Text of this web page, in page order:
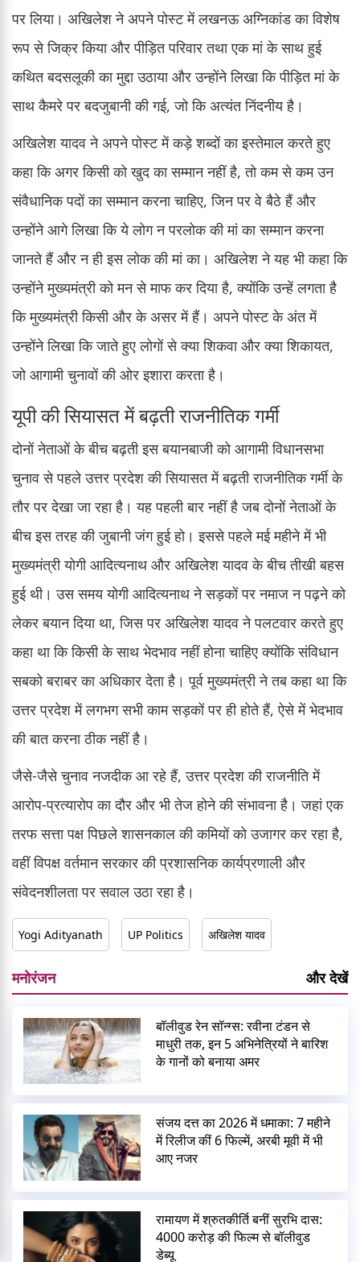
पर लिया। अखिलेश ने अपने पोस्ट में लखनऊ अग्निकांड का विशेष
रूप से जिक्र किया और पीड़ित परिवार तथा एक मां के साथ हुई
कथित बदसलूकी का मुद्दा उठाया और उन्होंने लिखा कि पीड़ित मां के
साथ कैमरे पर बदजुबानी की गई, जो कि अत्यंत निंदनीय है।
अखिलेश यादव ने अपने पोस्ट में कड़े शब्दों का इस्तेमाल करते हुए
कहा कि अगर किसी को खुद का सम्मान नहीं है, तो कम से कम उन
संवैधानिक पदों का सम्मान करना चाहिए, जिन पर वे बैठे हैं और
उन्होंने आगे लिखा कि ये लोग न परलोक की मां का सम्मान करना
जानते हैं और न ही इस लोक की मां का। अखिलेश ने यह भी कहा कि
उन्होंने मुख्यमंत्री को मन से माफ कर दिया है, क्योंकि उन्हें लगता है
कि मुख्यमंत्री किसी और के असर में हैं। अपने पोस्ट के अंत में
उन्होंने लिखा कि जाते हुए लोगों से क्या शिकवा और क्या शिकायत,
जो आगामी चुनावों की ओर इशारा करता है।
यूपी की सियासत में बढ़ती राजनीतिक गर्मी
दोनों नेताओं के बीच बढ़ती इस बयानबाजी को आगामी विधानसभा
चुनाव से पहले उत्तर प्रदेश की सियासत में बढ़ती राजनीतिक गर्मी के
तौर पर देखा जा रहा है। यह पहली बार नहीं है जब दोनों नेताओं के
बीच इस तरह की जुबानी जंग हुई हो। इससे पहले मई महीने में भी
मुख्यमंत्री योगी आदित्यनाथ और अखिलेश यादव के बीच तीखी बहस
हुई थी। उस समय योगी आदित्यनाथ ने सड़कों पर नमाज न पढ़ने को
लेकर बयान दिया था, जिस पर अखिलेश यादव ने पलटवार करते हुए
कहा था कि किसी के साथ भेदभाव नहीं होना चाहिए क्योंकि संविधान
सबको बराबर का अधिकार देता है। पूर्व मुख्यमंत्री ने तब कहा था कि
उत्तर प्रदेश में लगभग सभी काम सड़कों पर ही होते हैं, ऐसे में भेदभाव
की बात करना ठीक नहीं है।
जैसे-जैसे चुनाव नजदीक आ रहे हैं, उत्तर प्रदेश की राजनीति में
आरोप-प्रत्यारोप का दौर और भी तेज होने की संभावना है। जहां एक
तरफ सत्ता पक्ष पिछले शासनकाल की कमियों को उजागर कर रहा है,
वहीं विपक्ष वर्तमान सरकार की प्रशासनिक कार्यप्रणाली और
संवेदनशीलता पर सवाल उठा रहा है।
Yogi Adityanath UP Politics अखिलेश यादव
मनोरंजन और देखें
बॉलीवुड रेन सॉन्ग्स: रवीना टंडन से
माधुरी तक, इन 5 अभिनेत्रियों ने बारिश
के गानों को बनाया अमर
संजय दत्त का 2026 में धमाका: 7 महीने
में रिलीज कीं 6 फिल्में, अरबी मूवी में भी
आए नजर
रामायण में श्रुतकीर्ति बनीं सुरभि दास:
4000 करोड़ की फिल्म से बॉलीवुड
डेब्यू